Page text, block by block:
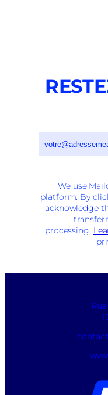
We use
platform. By
acknowledge
processing.